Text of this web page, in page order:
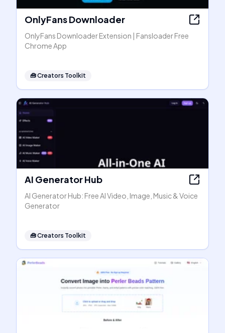
OnlyFans Downloader
OnlyFans Downloader Extension | Fansloader Free
Chrome App
🧰Creators Toolkit
AI Generator Hub
AI Generator Hub: Free AI Video, Image, Music & Voice
Generator
🧰Creators Toolkit